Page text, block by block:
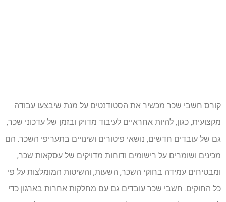
קורס חשבי שכר מכשיר את הסטודנטים על מנת שיבצעו עבודה
מקצועית, כגון, להיות אחראיים לעיבוד מדויק ובזמן של עדכוני שכר,
גם של עובדים חדשים, נושאי פיטורים ושינויים בתעריפי השכר. הם
מכינים ושומרים על רישומים ודוחות מדויקים של עסקאות שכר,
ומבטיחים עמידה בחוקי השכר, השעות, והשיטות המומלצות על פי
כל החוקים. חשבי שכר עובדים גם עם מחלקות אחרות בארגון כדי